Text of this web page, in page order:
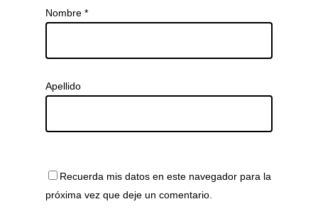
Nombre *
Apellido
Recuerda mis datos en este navegador para la
próxima vez que deje un comentario.